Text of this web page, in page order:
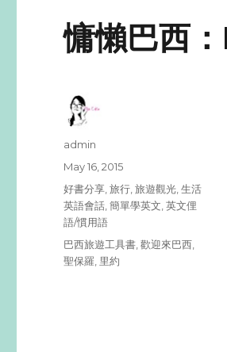
慵懶巴西
Author
admin
Posted
on
May 16, 2015
Categories
好書分享 ,旅行 ,旅遊觀光 ,生活
英語會話 ,簡單學英文 ,英文俚
語/慣用語
Tags
巴西旅遊工具書 ,歡迎來巴西
聖保羅 里約